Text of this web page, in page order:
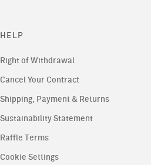
HELP
Right of Withdrawal
Cancel Your Contract
Shipping, Payment & Returns
Sustainability Statement
Raffle Terms
Cookie Settings